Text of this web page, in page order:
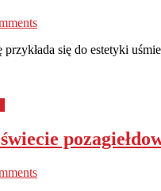
się do estetyki